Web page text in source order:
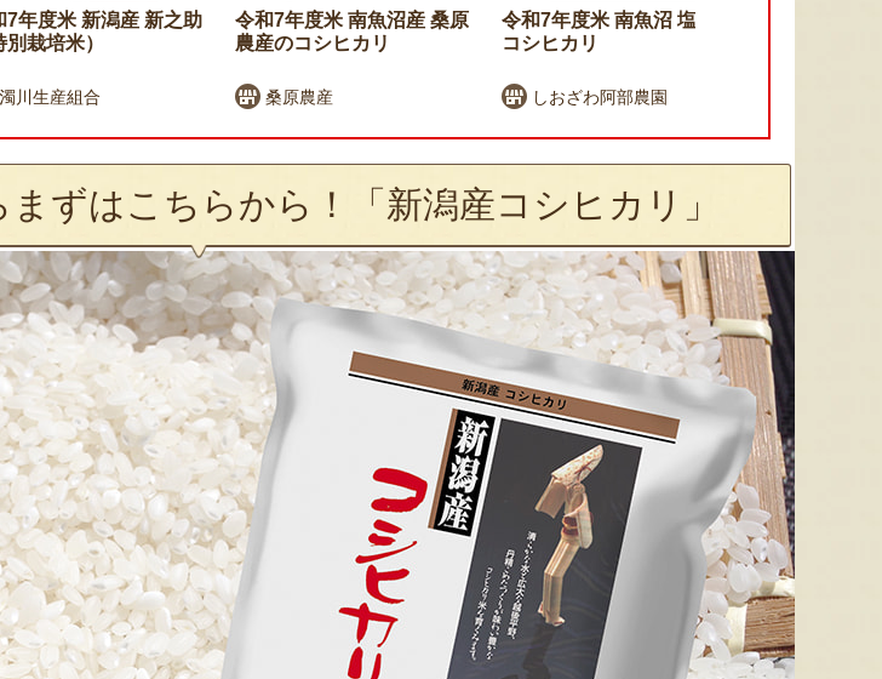
7年度米 新潟産 新之助
別栽培米）
濁川生産組合
令和7年度米 南魚沼産 桑原
農産のコシヒカリ
桑原農産
令和7年度米 南魚沼 塩沢産
コシヒカリ
しおざわ阿部農園
ずはこちらから！「新潟産コシヒカリ」